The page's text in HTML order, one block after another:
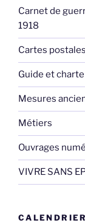
Carnet de
1918
Cartes postales
Guide et
Mesures
Métiers
Ouvrages
VIVRE SANS
CALENDRIER